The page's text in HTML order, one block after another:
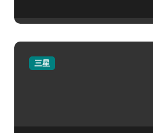
三星